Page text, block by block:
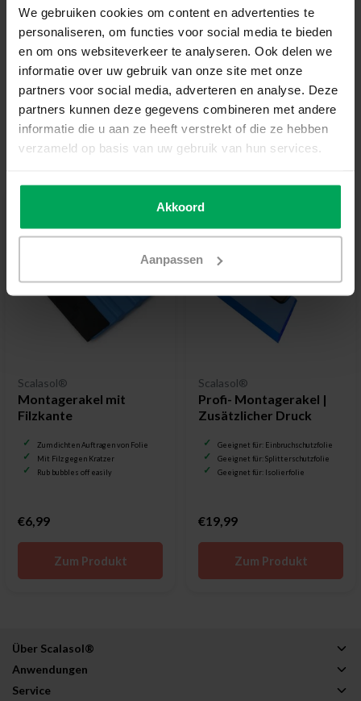
We gebruiken cookies om content en advertenties te
personaliseren, om functies voor social media te bieden
en om ons websiteverkeer te analyseren. Ook delen we
informatie over uw gebruik van onze site met onze
partners voor social media, adverteren en analyse. Deze
partners kunnen deze gegevens combineren met andere
informatie die u aan ze heeft verstrekt of die ze hebben
verzameld op basis van uw gebruik van hun services.
Akkoord
Aanpassen
Hochwertige Folien-Qualität
Zuschnitt nach Maß
Lieferzeit 3-5 Werktage
Zusatzinformation?Neem contact met ons op
Scalasol®
Montagerakel mit
Filzkante
Zum dichten Auftragen von Folie
Mit Filz gegen Kratzer
Rub bubbles off easily
€6,99
Zum Produkt
Scalasol®
Profi- Montagerakel |
Zusätzlicher Druck
Geeignet für: Einbruchschutzfolie
Geeignet für: Splitterschutzfolie
Geeignet für: Isolierfolie
€19,99
Zum Produkt
Über Scalasol®
Anwendungen
Service